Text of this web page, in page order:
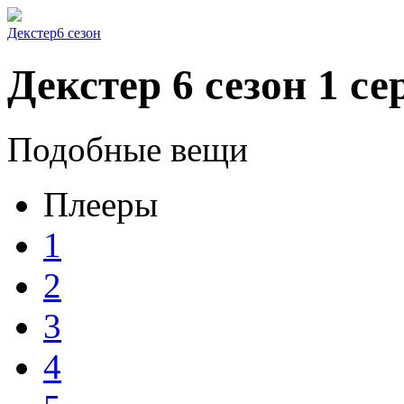
Декстер6 сезон
Декстер 6 сезон 1
Подобные вещи
Плееры
1
2
3
4